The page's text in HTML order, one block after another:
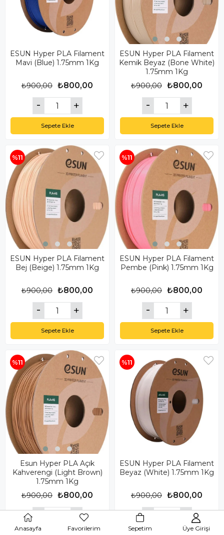
ESUN Hyper PLA Filament
Mavi (Blue) 1.75mm 1Kg
₺800,00
₺900,00
Sepete Ekle
ESUN Hyper PLA Filament
Kemik Beyaz (Bone White)
1.75mm 1Kg
₺800,00
₺900,00
Sepete Ekle
ESUN Hyper PLA Filament
Bej (Beige) 1.75mm 1Kg
₺800,00
₺900,00
Sepete Ekle
%11
ESUN Hyper PLA Filament
Pembe (Pink) 1.75mm 1Kg
₺800,00
₺900,00
Sepete Ekle
%11
Esun Hyper PLA Açık
Kahverengi (Light Brown)
1.75mm 1Kg
₺800,00
₺900,00
%11
ESUN Hyper PLA Filament
Beyaz (White) 1.75mm 1Kg
₺800,00
₺900,00
%11
Anasayfa Favorilerim Sepetim Üye Girişi